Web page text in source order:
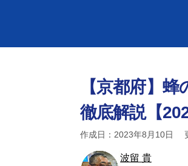
【京都府】
徹底解説【
作成日：2023年8月10日
波留 貴